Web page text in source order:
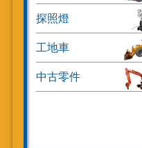
探照燈
工地車
中古零件